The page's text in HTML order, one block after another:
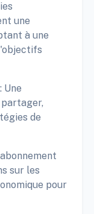
une
à une
Une
de
sur les
pour